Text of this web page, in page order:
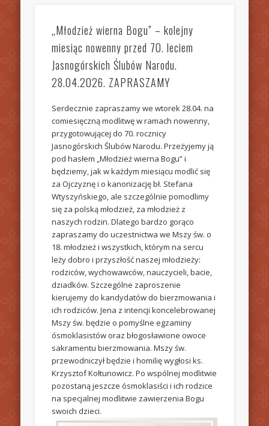
„Młodzież wierna Bogu” – kolejny
miesiąc nowenny przed 70. leciem
Jasnogórskich Ślubów Narodu.
28.04.2026. ZAPRASZAMY
Serdecznie zapraszamy we wtorek 28.04. na
comiesięczną modlitwę w ramach nowenny,
przygotowującej do 70. rocznicy
Jasnogórskich Ślubów Narodu. Przeżyjemy ją
pod hasłem „Młodzież wierna Bogu” i
będziemy, jak w każdym miesiącu modlić się
za Ojczyznę i o kanonizację bł. Stefana
Wtyszyńskiego, ale szczególnie pomodlimy
się za polską młodzież, za młodzież z
naszych rodzin. Dlatego bardzo gorąco
zapraszamy do uczestnictwa we Mszy św. o
18. młodzież i wszystkich, którym na sercu
leży dobro i przyszłość naszej młodzieży:
rodziców, wychowawców, nauczycieli, bacie,
dziadków. Szczególne zaproszenie
kierujemy do kandydatów do bierzmowania i
ich rodziców. Jena z intencji koncelebrowanej
Mszy św. będzie o pomyślne egzaminy
ósmoklasistów oraz błogosławione owoce
sakramentu bierzmowania. Mszy św.
przewodniczył będzie i homilię wygłosi ks.
Krzysztof Kołtunowicz. Po wspólnej modlitwie
pozostaną jeszcze ósmoklasiści i ich rodzice
na specjalnej modlitwie zawierzenia Bogu
swoich dzieci.